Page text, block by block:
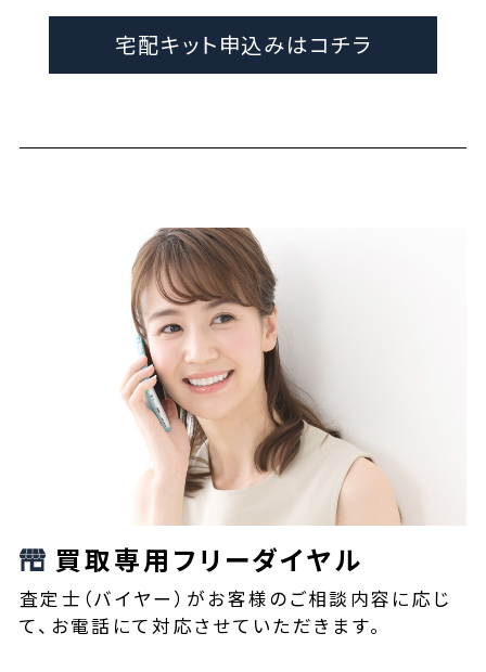
宅配キット申込みはコチラ
買取専用フリーダイヤル
査定士（バイヤー）がお客様のご相談内容に応じ
て、お電話にて対応させていただきます。